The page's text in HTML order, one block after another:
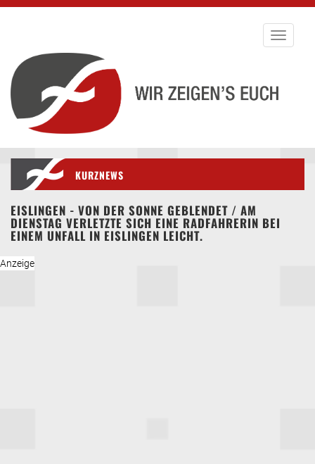
Toggle
KURZNEWS
EISLINGEN - VON DER SONNE GEBLENDET / AM
DIENSTAG VERLETZTE SICH EINE RADFAHRERIN BEI
EINEM UNFALL IN EISLINGEN LEICHT.